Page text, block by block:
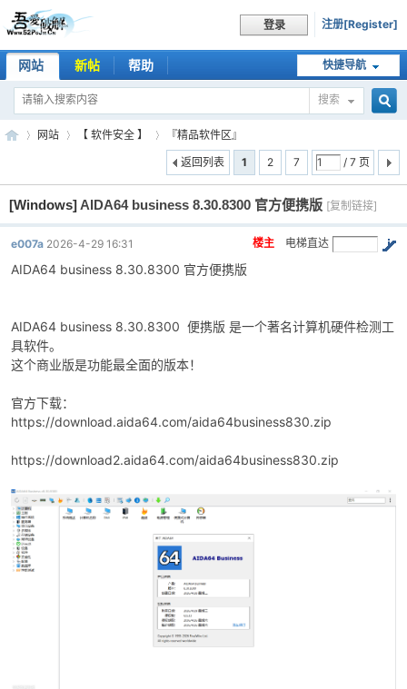
登录 注册[Register]
快捷导航
网站 新帖 帮助
搜索
索
吾
破
»
网站
›
【 软件安全 】
›
『精品软件区』
1
2 7 / 7 页
返回列表
[Windows] AIDA64 business 8.30.8300 官方便携版 [复制链接]
电梯直达
楼主
e007a 2026-4-29 16:31
AIDA64 business 8.30.8300 官方便携版
AIDA64 business 8.30.8300 便携版 是一个著名计算机硬件检测工
具软件。
这个商业版是功能最全面的版本！
官方下载：
https://download.aida64.com/aida64business830.zip
https://download2.aida64.com/aida64business830.zip